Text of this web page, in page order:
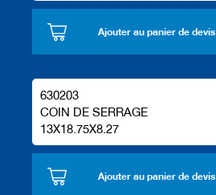
Ajouter au panier de devis
630203
COIN DE SERRAGE
13X18.75X8.27
Ajouter au panier de devis